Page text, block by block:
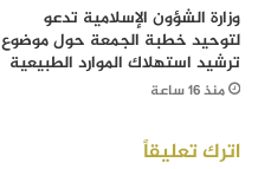
وزارة الشؤون الإسلامية تدعو
لتوحيد خطبة الجمعة حول موضوع
ترشيد استهلاك الموارد الطبيعية
منذ 16 ساعة
اترك تعليقاً